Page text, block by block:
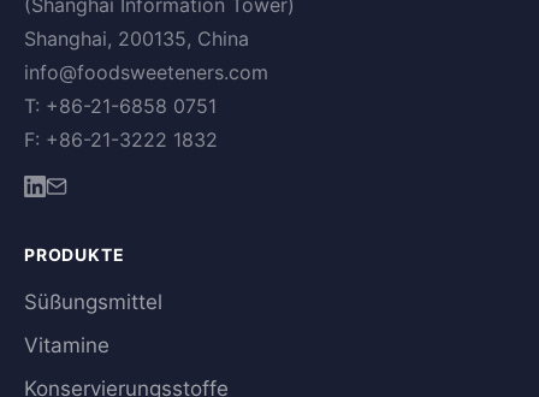
(Shanghai Information Tower)
Shanghai, 200135, China
info@foodsweeteners.com
T: +86-21-6858 0751
F: +86-21-3222 1832
PRODUKTE
Süßungsmittel
Vitamine
Konservierungsstoffe